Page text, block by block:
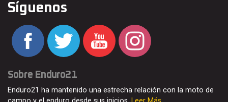
Síguenos
Sobre Enduro21
Enduro21 ha mantenido una estrecha relación con la moto de